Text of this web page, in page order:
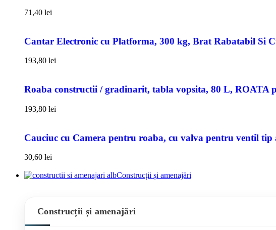
71,40 lei
Cantar Electronic cu Platforma, 300 kg, Brat Rabatabil Si
193,80 lei
Roaba constructii / gradinarit, tabla vopsita, 80 L, ROATA
193,80 lei
Cauciuc cu Camera pentru roaba, cu valva pentru ventil tip
30,60 lei
Construcții și amenajări
Construcții și amenajări